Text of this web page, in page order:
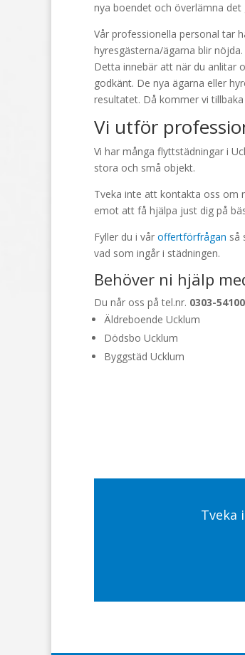
nya boendet och överlämna det
Vår professionella personal tar
hyresgästerna/ägarna blir
Detta innebär att när du anlitar
godkänt. De nya ägarna eller
resultatet. Då kommer vi
Vi utför
Vi har många flyttstädningar i
stora och små objekt.
Tveka inte att kontakta oss om
emot att få hjälpa just dig på
Fyller du i vår offertförfrågan så
vad som ingår i städningen.
Behöver ni hjälp
Du når oss på tel.nr. 0303-54100
Äldreboende Ucklum
Dödsbo Ucklum
Byggstäd Ucklum
Tveka